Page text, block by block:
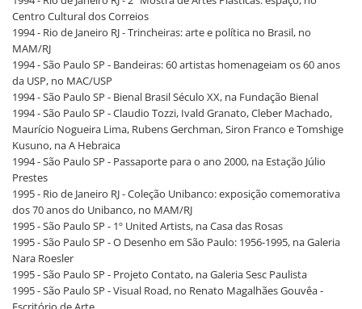
Centro Cultural dos Correios
1994 - Rio de Janeiro RJ - Trincheiras: arte e política no Brasil, no
MAM/RJ
1994 - São Paulo SP - Bandeiras: 60 artistas homenageiam os 60 anos
da USP, no MAC/USP
1994 - São Paulo SP - Bienal Brasil Século XX, na Fundação Bienal
1994 - São Paulo SP - Claudio Tozzi, Ivald Granato, Cleber Machado,
Maurício Nogueira Lima, Rubens Gerchman, Siron Franco e Tomshige
Kusuno, na A Hebraica
1994 - São Paulo SP - Passaporte para o ano 2000, na Estação Júlio
Prestes
1995 - Rio de Janeiro RJ - Coleção Unibanco: exposição comemorativa
dos 70 anos do Unibanco, no MAM/RJ
1995 - São Paulo SP - 1º United Artists, na Casa das Rosas
1995 - São Paulo SP - O Desenho em São Paulo: 1956-1995, na Galeria
Nara Roesler
1995 - São Paulo SP - Projeto Contato, na Galeria Sesc Paulista
1995 - São Paulo SP - Visual Road, no Renato Magalhães Gouvêa -